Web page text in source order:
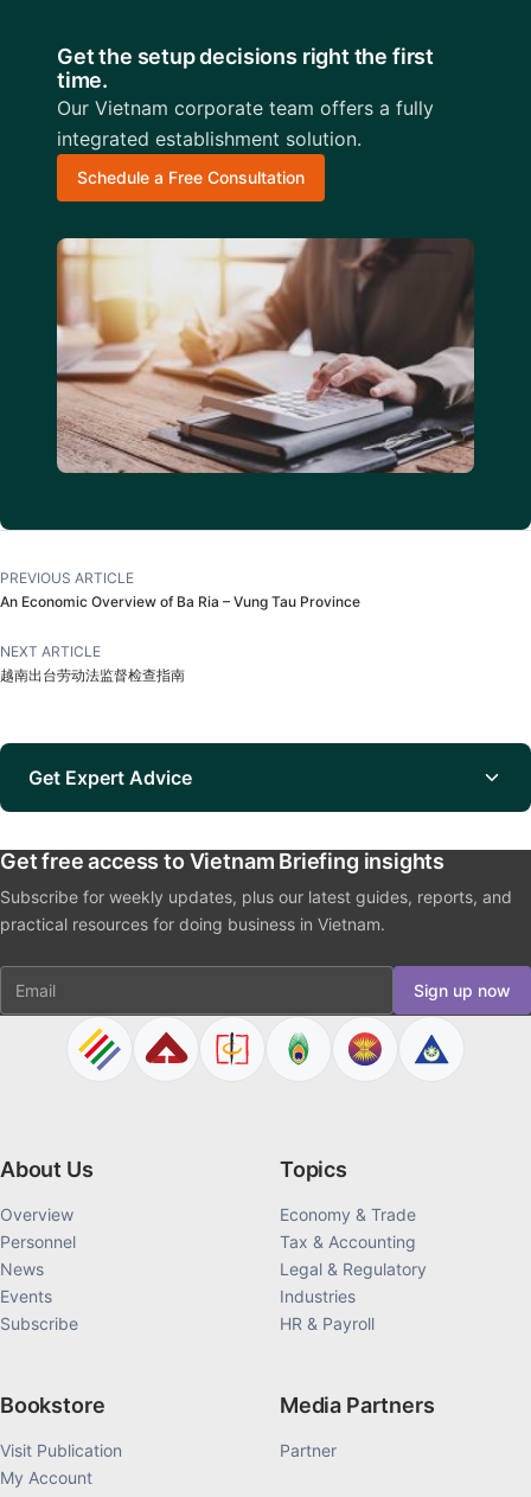
Get the setup decisions right the first
time.
Our Vietnam corporate team offers a fully
integrated establishment solution.
Schedule a Free Consultation
PREVIOUS ARTICLE
An Economic Overview of Ba Ria – Vung Tau Province
NEXT ARTICLE
越南出台劳动法监督检查指南
Get Expert Advice
Get free access to Vietnam Briefing insights
Subscribe for weekly updates, plus our latest guides, reports, and
practical resources for doing business in Vietnam.
Email Sign up now
About Us
Overview
Personnel
News
Events
Subscribe
Topics
Economy & Trade
Tax & Accounting
Legal & Regulatory
Industries
HR & Payroll
Bookstore
Visit Publication
My Account
Media Partners
Partner